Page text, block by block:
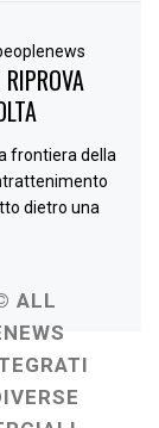
frontiera della
dietro una
ALL